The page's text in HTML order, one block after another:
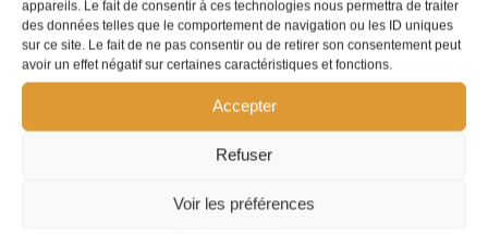
appareils. Le fait de consentir à ces technologies nous permettra de traiter
des données telles que le comportement de navigation ou les ID uniques
sur ce site. Le fait de ne pas consentir ou de retirer son consentement peut
avoir un effet négatif sur certaines caractéristiques et fonctions.
Accepter
Refuser
Voir les préférences